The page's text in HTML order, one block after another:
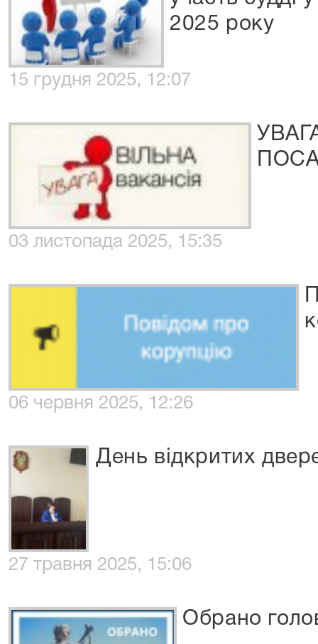
2025 року
15 грудня 2025, 12:07
03 листопада 2025, 15:35
06 червня 2025, 12:26
День відкритих
27 травня 2025, 15:06
Обрано